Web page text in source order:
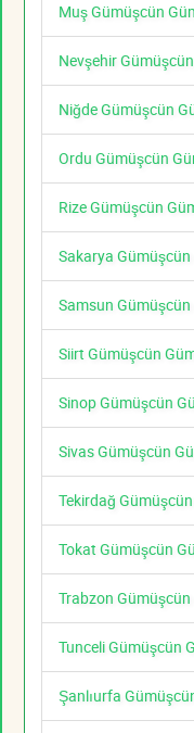
Muş Gümüşcün
Nevşehir
Niğde Gümüşcün
Ordu Gümüşcün
Rize Gümüşcün
Sakarya
Samsun
Siirt Gümüşcün
Sinop Gümüşcün
Sivas Gümüşcün
Tekirdağ
Tokat Gümüşcün
Trabzon
Tunceli Gümüşcün
Şanlıurfa